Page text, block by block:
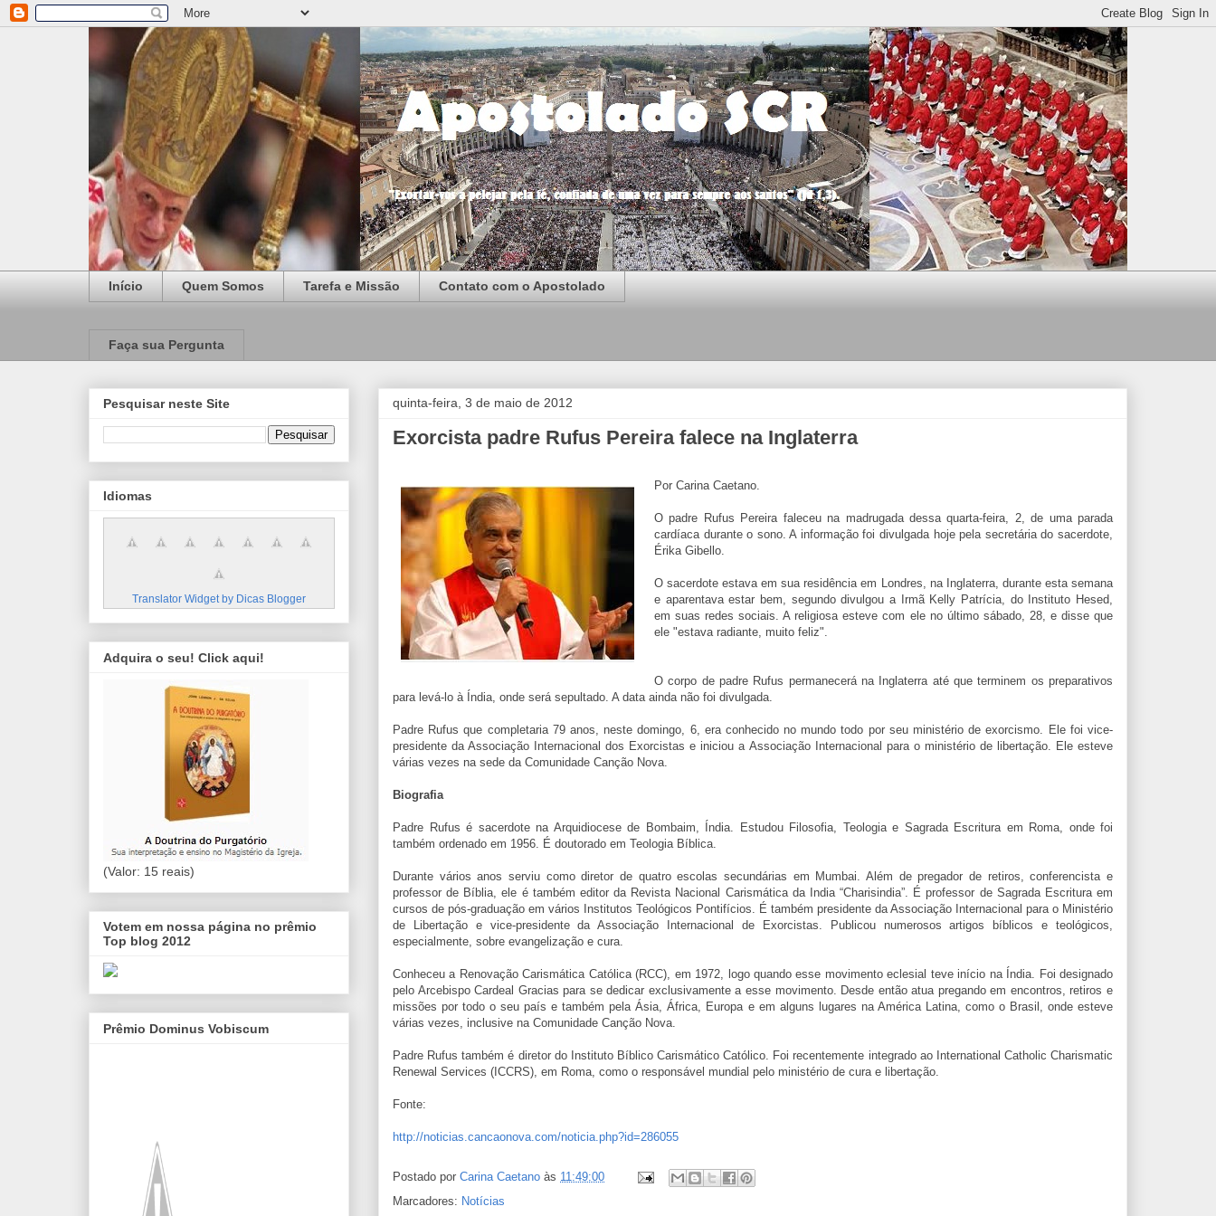
Início Quem Somos Tarefa e Missão Contato com o Apostolado
Faça sua Pergunta
quinta-feira, 3 de maio de 2012
Exorcista padre Rufus Pereira falece na Inglaterra
Por Carina Caetano.
O padre Rufus Pereira faleceu na madrugada dessa quarta-feira, 2, de uma parada
cardíaca durante o sono. A informação foi divulgada hoje pela secretária do sacerdote,
Érika Gibello.
O sacerdote estava em sua residência em Londres, na Inglaterra, durante esta semana
e aparentava estar bem, segundo divulgou a Irmã Kelly Patrícia, do Instituto Hesed,
em suas redes sociais. A religiosa esteve com ele no último sábado, 28, e disse que
ele "estava radiante, muito feliz".
O corpo de padre Rufus permanecerá na Inglaterra até que terminem os preparativos
para levá-lo à Índia, onde será sepultado. A data ainda não foi divulgada.
Padre Rufus que completaria 79 anos, neste domingo, 6, era conhecido no mundo todo por seu ministério de exorcismo. Ele foi vice-
presidente da Associação Internacional dos Exorcistas e iniciou a Associação Internacional para o ministério de libertação. Ele esteve
várias vezes na sede da Comunidade Canção Nova.
Biografia
Padre Rufus é sacerdote na Arquidiocese de Bombaim, Índia. Estudou Filosofia, Teologia e Sagrada Escritura em Roma, onde foi
também ordenado em 1956. É doutorado em Teologia Bíblica.
Durante vários anos serviu como diretor de quatro escolas secundárias em Mumbai. Além de pregador de retiros, conferencista e
professor de Bíblia, ele é também editor da Revista Nacional Carismática da India “Charisindia”. É professor de Sagrada Escritura em
cursos de pós-graduação em vários Institutos Teológicos Pontifícios. É também presidente da Associação Internacional para o Ministério
de Libertação e vice-presidente da Associação Internacional de Exorcistas. Publicou numerosos artigos bíblicos e teológicos,
especialmente, sobre evangelização e cura.
Conheceu a Renovação Carismática Católica (RCC), em 1972, logo quando esse movimento eclesial teve início na Índia. Foi designado
pelo Arcebispo Cardeal Gracias para se dedicar exclusivamente a esse movimento. Desde então atua pregando em encontros, retiros e
missões por todo o seu país e também pela Ásia, África, Europa e em alguns lugares na América Latina, como o Brasil, onde esteve
várias vezes, inclusive na Comunidade Canção Nova.
Padre Rufus também é diretor do Instituto Bíblico Carismático Católico. Foi recentemente integrado ao International Catholic Charismatic
Renewal Services (ICCRS), em Roma, como o responsável mundial pelo ministério de cura e libertação.
Fonte:
http://noticias.cancaonova.com/noticia.php?id=286055
Postado por Carina Caetano às 11:49:00
Marcadores: Notícias
Pesquisar neste Site
Idiomas
Translator Widget by Dicas Blogger
Adquira o seu! Click aqui!
(Valor: 15 reais)
Votem em nossa página no prêmio
Top blog 2012
Prêmio Dominus Vobiscum